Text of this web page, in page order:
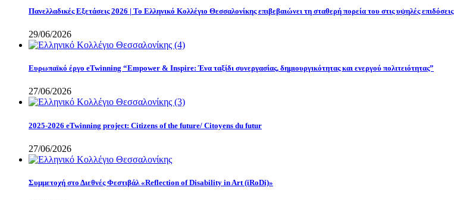
Πανελλαδικές Εξετάσεις 2026 | Το Ελληνικό Κολλέγιο Θεσσαλονίκης επιβεβαιώνει τη σταθερή πορεία του στις υψηλές επιδόσεις
29/06/2026
Eυρωπαϊκό έργο eTwinning “Empower & Inspire: Ένα ταξίδι συνεργασίας, δημιουργικότητας και ενεργού πολιτειότητας”
27/06/2026
2025-2026 eTwinning project: Citizens of the future/ Citoyens du futur
27/06/2026
Συμμετοχή στο Διεθνές Φεστιβάλ «Reflection of Disability in Art (iRoDi)»